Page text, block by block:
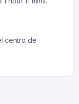
centro de